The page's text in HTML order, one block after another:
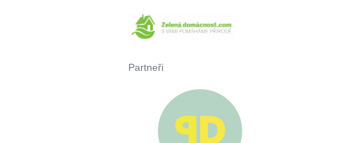
Partneři